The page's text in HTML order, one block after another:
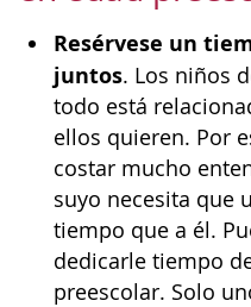
Resérvese un
juntos. Los niños
todo está
ellos quieren. Por
costar mucho
suyo necesita que
tiempo que a él.
dedicarle tiempo
preescolar. Solo